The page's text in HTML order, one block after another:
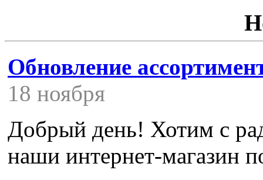
Обновление
18 ноября
Добрый день! Хотим с
наши интернет-магазин